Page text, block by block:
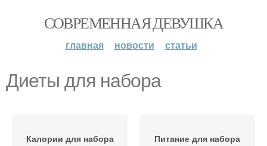
СОВРЕМЕННАЯ ДЕВУШКА
главная новости статьи
Диеты для набора
Калории для набора Питание для набора